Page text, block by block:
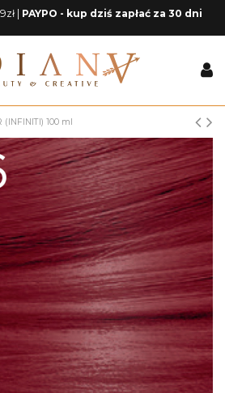
| PAYPO - kup dziś zapłać za 30 dni
(INFINITI) 100 ml